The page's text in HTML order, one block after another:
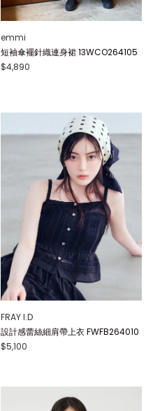
emmi
短袖傘襬針織連身裙 13WCO264105
$4,890
FRAY I.D
設計感蕾絲細肩帶上衣 FWFB264010
$5,100